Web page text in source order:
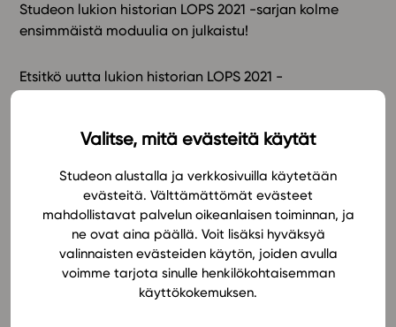
Valitse, mitä evästeitä käytät
Studeon alustalla ja verkkosivuilla käytetään
evästeitä. Välttämättömät evästeet
mahdollistavat palvelun oikeanlaisen toiminnan, ja
ne ovat aina päällä. Voit lisäksi hyväksyä
valinnaisten evästeiden käytön, joiden avulla
voimme tarjota sinulle henkilökohtaisemman
käyttökokemuksen.
Tilaa uutiskirje
Studeon lukion historian LOPS 2021 -sarjan kolme
ensimmäistä moduulia on julkaistu!
Etsitkö uutta lukion historian LOPS 2021 -
ajantasaista perussisältöä. Sarjan elämykselliset
Naisten, arjen ja vähemmistöjen historia näkyy
leipätekstin lisäksi monipuolisissa harjoituksissa.
Opetustyöhön sarja tarjoaa kymmeniä videoita ja
ennennäkemättömiä valokuvia. Opetuksen tueksi on
saatavilla lähes sata karttaa – uutuutena tulostettava